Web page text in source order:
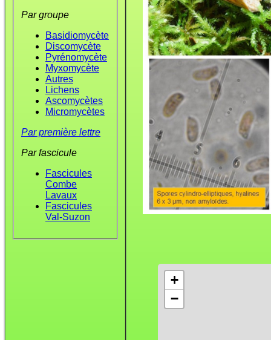
Par groupe
Basidiomycète
Discomycète
Pyrénomycète
Myxomycète
Autres
Lichens
Ascomycètes
Micromycètes
Par première lettre
Par fascicule
Fascicules
Combe
Lavaux
Fascicules
Val-Suzon
+
−